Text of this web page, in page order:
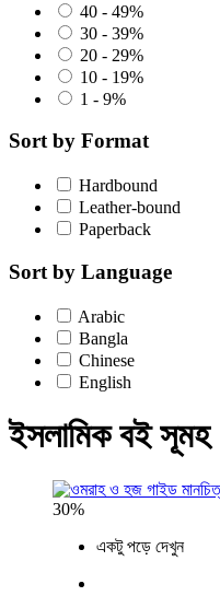
40 - 49%
30 - 39%
20 - 29%
10 - 19%
1 - 9%
Sort by Format
Hardbound
Leather-bound
Paperback
Sort by Language
Arabic
Bangla
Chinese
English
ইসলামিক বই সূমহ
30%
একটু পড়ে দেখুন